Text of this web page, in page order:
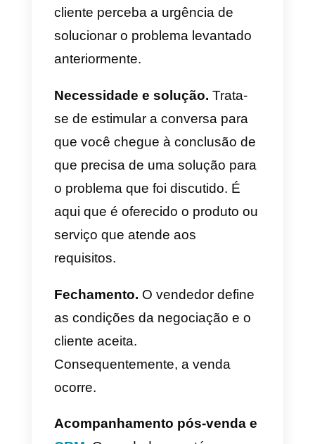
anteriormente.
Claro, para não perder tempo. O
discernir se pode ou não
uma solução eficaz durante a
conversa. Se não, você deve
fechar a negociação, deixando a
porta aberta para uma reunião
futura. A fidelidade é o seu
resultado da venda.